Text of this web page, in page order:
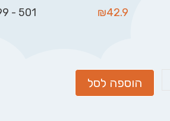
₪42.9
501 - 999
הוספה לסל